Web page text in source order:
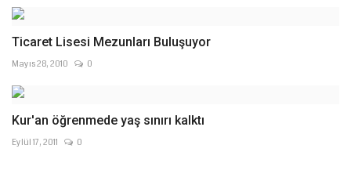
Ticaret Lisesi Mezunları Buluşuyor
Mayıs 28, 2010 0
Kur'an öğrenmede yaş sınırı kalktı
Eylül 17, 2011 0